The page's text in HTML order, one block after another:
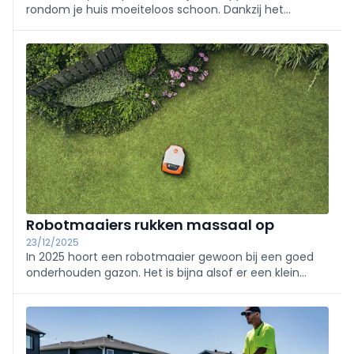
rondom je huis moeiteloos schoon. Dankzij het
te houden met stopcontacten en snoeren. Het
ingebouwde led-werklicht zorgt ervoor dat je zelfs in
donkere hoekjes geen vuil meer over het hoofd ziet.
Geen last van opwaaiend stof of extra opruimwerk,
want dit handige apparaat vangt vuil meteen op.
Ideaal voor het snel schoonmaken van je terras,
garage of vloeren binnenshuis.
Robotmaaiers rukken massaal op
23/12/2025
In 2025 hoort een robotmaaier gewoon bij een goed
onderhouden gazon. Het is bijna alsof er een klein
hij het gras volledig zelfstandig bijhoudt en netjes
achterlaat. Voor aannemers ...